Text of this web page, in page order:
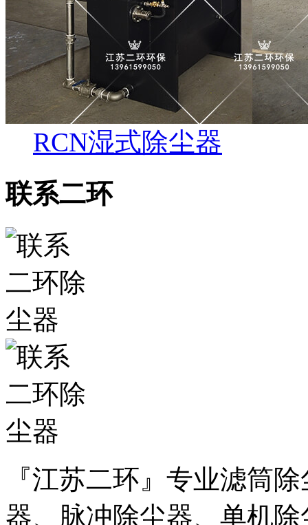
RCN湿式除尘器
联系二环
『江苏二环』专业滤筒
器、脉冲除尘器、单机